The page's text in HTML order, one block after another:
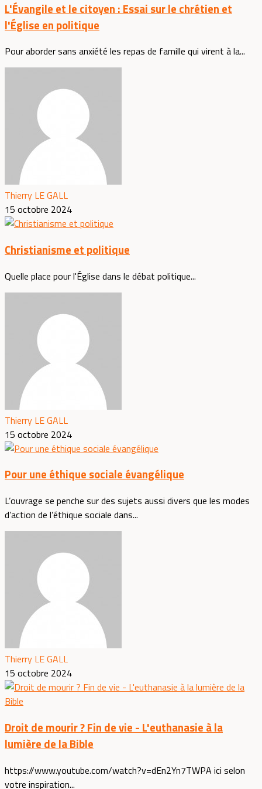
L'Évangile et le citoyen : Essai sur le chrétien et
l'Église en politique
Pour aborder sans anxiété les repas de famille qui virent à la...
Thierry LE GALL
15 octobre 2024
Christianisme et politique
Quelle place pour l'Église dans le débat politique...
Thierry LE GALL
15 octobre 2024
Pour une éthique sociale évangélique
L’ouvrage se penche sur des sujets aussi divers que les modes
d’action de l’éthique sociale dans...
Thierry LE GALL
15 octobre 2024
Droit de mourir ? Fin de vie - L'euthanasie à la
lumière de la Bible
https://www.youtube.com/watch?v=dEn2Yn7TWPA ici selon
votre inspiration...